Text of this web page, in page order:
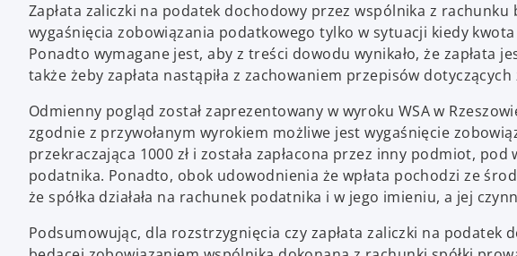
Zapłata zaliczki na podatek dochodowy przez wspólnika z
wygaśnięcia zobowiązania podatkowego tylko w sytuacji kiedy
Ponadto wymagane jest, aby z treści dowodu wynikało, że zapłata
także żeby zapłata nastąpiła z zachowaniem przepisów
Odmienny pogląd został zaprezentowany w wyroku WSA w
zgodnie z przywołanym wyrokiem możliwe jest wygaśnięcie
przekraczająca 1000 zł i została zapłacona przez inny podmiot,
podatnika. Ponadto, obok udowodnienia że wpłata pochodzi ze
że spółka działała na rachunek podatnika i w jego imieniu, a jej
Podsumowując, dla rozstrzygnięcia czy zapłata zaliczki na podatek